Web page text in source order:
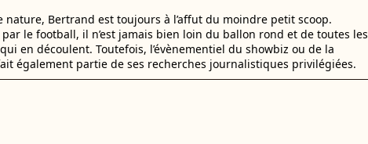
nature, Bertrand est toujours à l’affut du moindre petit scoop.
par le football, il n’est jamais bien loin du ballon rond et de toutes les
en découlent. Toutefois, l’évènementiel du showbiz ou de la
également partie de ses recherches journalistiques privilégiées.